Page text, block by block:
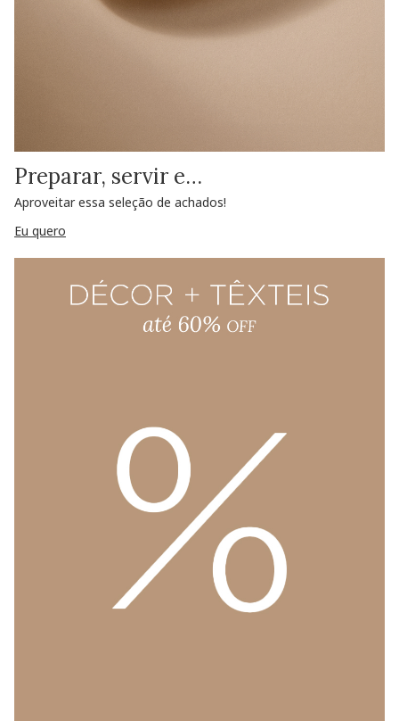
Preparar, servir e…
Aproveitar essa seleção de achados!
Eu quero